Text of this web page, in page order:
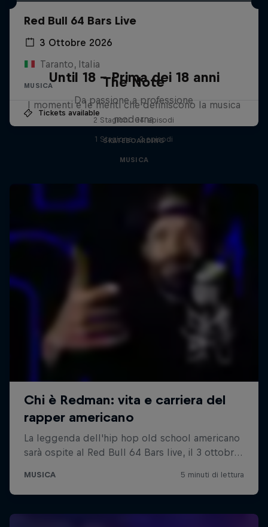
Red Bull 64 Bars Live
3 Ottobre 2026
Taranto, Italia
MUSICA
Tickets available
Until 18 - Prima dei 18 anni
Da passione a professione
2 Stagioni · 14 episodi
SKATEBOARDING
The Note
I momenti e le menti che definiscono la musica
moderna
1 Stagione · 2 episodi
MUSICA